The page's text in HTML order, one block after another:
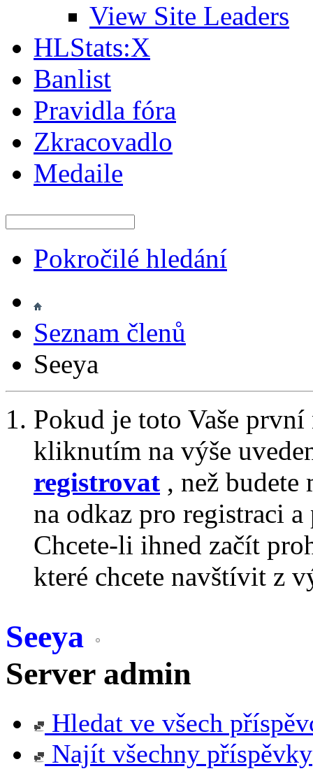
View Site Leaders
HLStats:X
Banlist
Pravidla fóra
Zkracovadlo
Medaile
Pokročilé hledání
Seznam členů
Seeya
Pokud je toto Vaše
kliknutím na výše
registrovat , než
na odkaz pro registraci
Chcete-li ihned začít
které chcete navštívit z
Seeya
Server admin
Hledat ve všech
Najít všechny příspěvky